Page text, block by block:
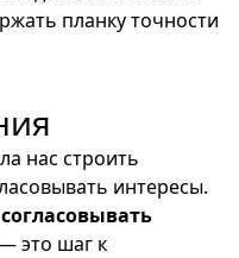
планку точности
нас строить
интересы.
согласовывать
это шаг к